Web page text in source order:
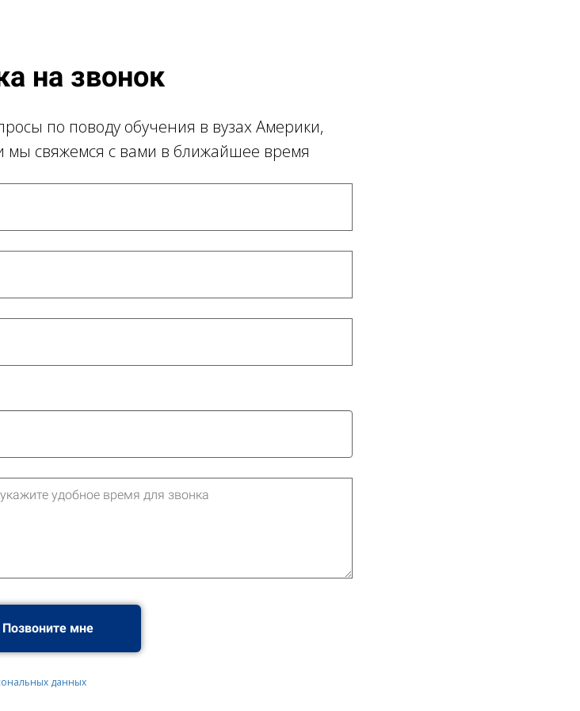
на звонок
по поводу обучения в вузах Америки,
мы свяжемся с вами в ближайшее время
Позвоните мне
данных